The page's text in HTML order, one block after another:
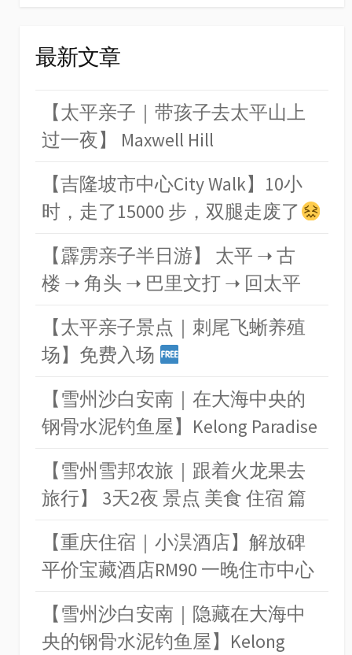
最新文章
【太平亲子｜带孩子去太平山上
过一夜】 Maxwell Hill
【吉隆坡市中心City Walk】10小
时，走了15000 步，双腿走废了
【霹雳亲子半日游】 太平 ➝ 古
楼 ➝ 角头 ➝ 巴里文打 ➝ 回太平
【太平亲子景点｜刺尾飞蜥养殖
场】免费入场
【雪州沙白安南｜在大海中央的
钢骨水泥钓鱼屋】Kelong Paradise
【雪州雪邦农旅｜跟着火龙果去
旅行】 3天2夜 景点 美食 住宿 篇
【重庆住宿｜小淏酒店】解放碑
平价宝藏酒店RM90 一晚住市中心
【雪州沙白安南｜隐藏在大海中
央的钢骨水泥钓鱼屋】Kelong